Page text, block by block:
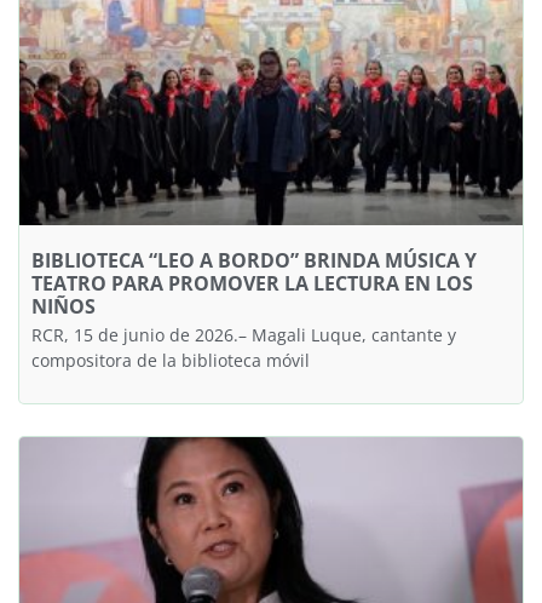
BIBLIOTECA “LEO A BORDO” BRINDA MÚSICA Y
TEATRO PARA PROMOVER LA LECTURA EN LOS
NIÑOS
RCR, 15 de junio de 2026.– Magali Luque, cantante y
compositora de la biblioteca móvil